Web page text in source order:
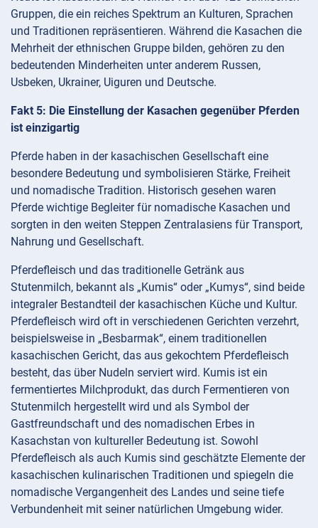
Gruppen, die ein reiches Spektrum an Kulturen, Sprachen
und Traditionen repräsentieren. Während die Kasachen die
Mehrheit der ethnischen Gruppe bilden, gehören zu den
bedeutenden Minderheiten unter anderem Russen,
Usbeken, Ukrainer, Uiguren und Deutsche.
Fakt 5: Die Einstellung der Kasachen gegenüber Pferden
ist einzigartig
Pferde haben in der kasachischen Gesellschaft eine
besondere Bedeutung und symbolisieren Stärke, Freiheit
und nomadische Tradition. Historisch gesehen waren
Pferde wichtige Begleiter für nomadische Kasachen und
sorgten in den weiten Steppen Zentralasiens für Transport,
Nahrung und Gesellschaft.
Pferdefleisch und das traditionelle Getränk aus
Stutenmilch, bekannt als „Kumis“ oder „Kumys“, sind beide
integraler Bestandteil der kasachischen Küche und Kultur.
Pferdefleisch wird oft in verschiedenen Gerichten verzehrt,
beispielsweise in „Besbarmak“, einem traditionellen
kasachischen Gericht, das aus gekochtem Pferdefleisch
besteht, das über Nudeln serviert wird. Kumis ist ein
fermentiertes Milchprodukt, das durch Fermentieren von
Stutenmilch hergestellt wird und als Symbol der
Gastfreundschaft und des nomadischen Erbes in
Kasachstan von kultureller Bedeutung ist. Sowohl
Pferdefleisch als auch Kumis sind geschätzte Elemente der
kasachischen kulinarischen Traditionen und spiegeln die
nomadische Vergangenheit des Landes und seine tiefe
Verbundenheit mit seiner natürlichen Umgebung wider.